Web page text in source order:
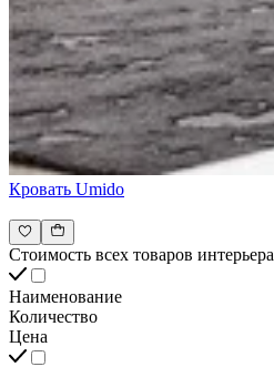
Кровать Umido
Стоимость всех товаров интерьера
Наименование
Количество
Цена